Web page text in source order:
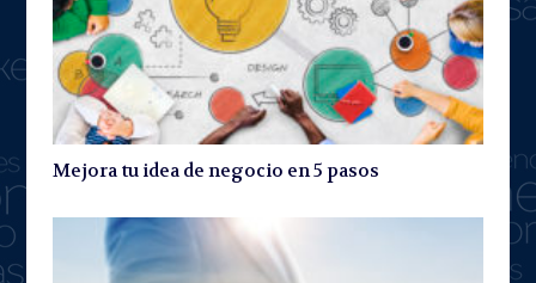
Mejora tu idea de negocio en 5 pasos